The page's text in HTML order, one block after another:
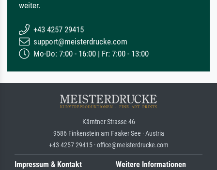
weiter.
+43 4257 29415
support@meisterdrucke.com
Mo-Do: 7:00 - 16:00 | Fr: 7:00 - 13:00
Kärntner Strasse 46
9586 Finkenstein am Faaker See · Austria
+43 4257 29415 · office@meisterdrucke.com
Impressum & Kontakt Weitere Informationen